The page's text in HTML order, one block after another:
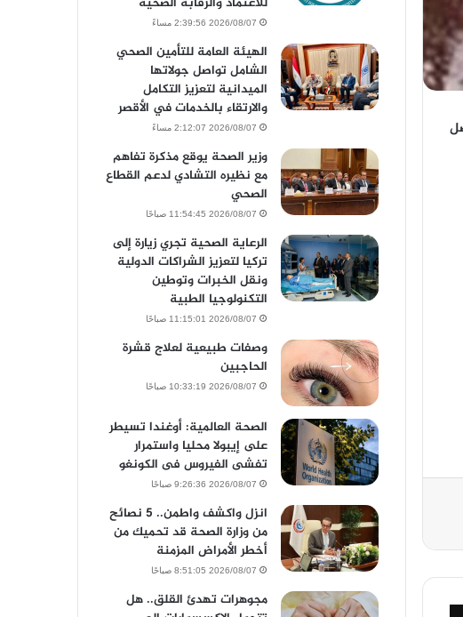
2026/08/07 2:39:56 مساءً
الهيئة العامة للتأمين الصحي
الشامل تواصل جولاتها
الميدانية لتعزيز التكامل
والارتقاء بالخدمات في الأقصر
2026/08/07 2:12:07 مساءً
وزير الصحة يوقع مذكرة تفاهم
مع نظيره التشادي لدعم القطاع
الصحي
2026/08/07 11:54:45 صباحًا
الرعاية الصحية تجري زيارة إلى
تركيا لتعزيز الشراكات الدولية
ونقل الخبرات وتوطين
التكنولوجيا الطبية
2026/08/07 11:15:01 صباحًا
وصفات طبيعية لعلاج قشرة
الحاجبين
2026/08/07 10:33:19 صباحًا
الصحة العالمية: أوغندا تسيطر
على إيبولا محليا واستمرار
تفشى الفيروس فى الكونغو
2026/08/07 9:26:36 صباحًا
انزل واكشف واطمن.. 5 نصائح
من وزارة الصحة قد تحميك من
أخطر الأمراض المزمنة
2026/08/07 8:51:05 صباحًا
مجوهرات تهدئ القلق.. هل